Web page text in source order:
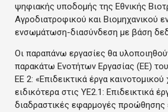
ψηφιακής υποδομής της Εθνικής
Αγροδιατροφικού και Βιομηχανικού
ενσωμάτωση-διασύνδεση με βάση
Οι παραπάνω εργασίες θα
παρακάτω Ενοτήτων Εργασίας (ΕΕ)
ΕΕ 2: «Επιδεικτικά έργα καινοτομικού
ειδικότερα στις ΥΕ2.1: Επιδεικτικά
διαδραστικές εφαρμογές προώθησης